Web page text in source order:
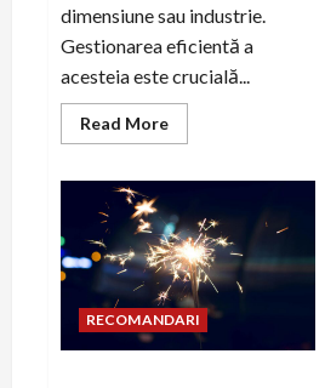
dimensiune sau industrie.
Gestionarea eficientă a
acesteia este crucială...
Read MoreRead
more
internă
pentru
crize
în
PR
business
RECOMANDARI